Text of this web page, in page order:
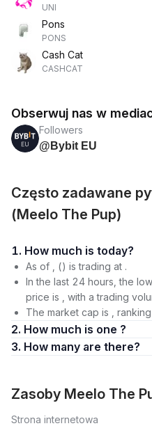
UNI
Pons
PONS
Cash Cat
CASHCAT
Obserwuj nas w
Followers
@Bybit EU
Często zadawane
(Meelo The Pup)
1. How much is today?
As of , () is trading at .
In the last 24 hours, the
price is , with a trading
The market cap is ,
2. How much is one ?
3. How many are there?
Zasoby Meelo The
Strona internetowa